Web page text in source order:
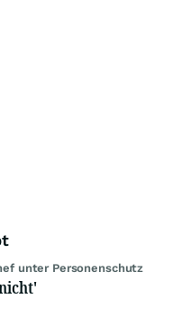
unter Personenschutz